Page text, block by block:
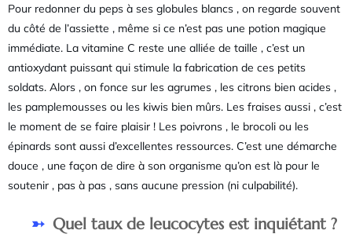
Pour redonner du peps à ses globules blancs , on regarde souvent
du côté de l’assiette , même si ce n’est pas une potion magique
immédiate. La vitamine C reste une alliée de taille , c’est un
antioxydant puissant qui stimule la fabrication de ces petits
soldats. Alors , on fonce sur les agrumes , les citrons bien acides ,
les pamplemousses ou les kiwis bien mûrs. Les fraises aussi , c’est
le moment de se faire plaisir ! Les poivrons , le brocoli ou les
épinards sont aussi d’excellentes ressources. C’est une démarche
douce , une façon de dire à son organisme qu’on est là pour le
soutenir , pas à pas , sans aucune pression (ni culpabilité).
Quel taux de leucocytes est inquiétant ?